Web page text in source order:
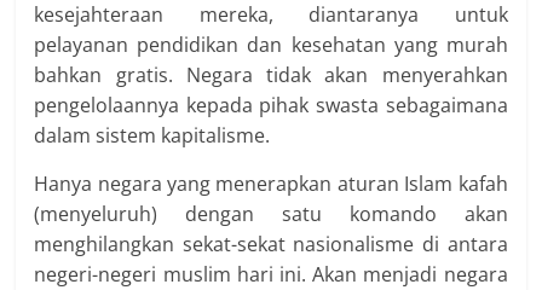
kesejahteraan mereka, diantaranya untuk
pelayanan pendidikan dan kesehatan yang murah
bahkan gratis. Negara tidak akan menyerahkan
pengelolaannya kepada pihak swasta sebagaimana
dalam sistem kapitalisme.
Hanya negara yang menerapkan aturan Islam kafah
(menyeluruh) dengan satu komando akan
menghilangkan sekat-sekat nasionalisme di antara
negeri-negeri muslim hari ini. Akan menjadi negara